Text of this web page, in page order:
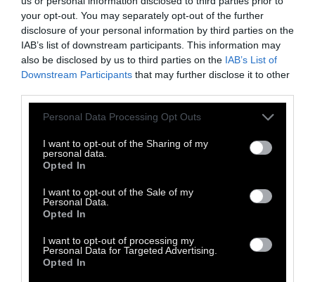
your opt-out. You may separately opt-out of the further
disclosure of your personal information by third parties on the
IAB’s list of downstream participants. This information may
also be disclosed by us to third parties on the IAB’s List of
Downstream Participants that may further disclose it to other
Personal Data Processing Opt Outs
I want to opt-out of the Sharing of my
personal data.
Opted In
I want to opt-out of the Sale of my
Personal Data.
Opted In
I want to opt-out of processing my
Personal Data for Targeted Advertising.
Opted In
καταφύγει στο Μεξικό, αφήνοντας πίσω τον
γιο της.
Η αφίσα του 10ου Φεστιβάλ Ισπανόφωνου
Κινηματογράφου Αθήνας- FeCHA, σε
δημιουργία της Τόνιας Λαμπριανού είναι
εμπνευσμένη από τα ψηφιδωτά του
αφορμή τα 100 χρόνια από το θάνατο του
σπουδαίου δημιουργού.
Οι ταινίες έναρξης και
λήξης